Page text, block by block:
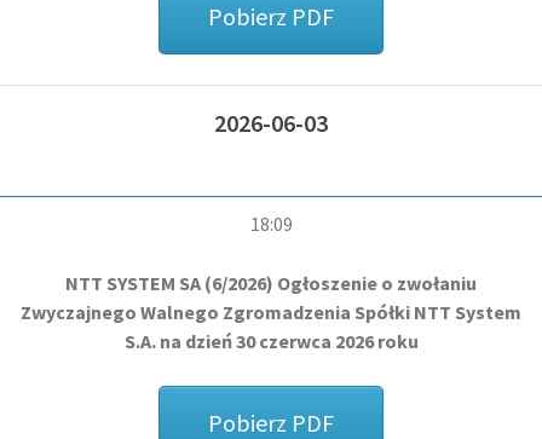
Pobierz PDF
2026-06-03
18:09
NTT SYSTEM SA (6/2026) Ogłoszenie o zwołaniu
Zwyczajnego Walnego Zgromadzenia Spółki NTT System
S.A. na dzień 30 czerwca 2026 roku
Pobierz PDF